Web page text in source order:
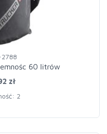
2788
60 litrów
zł
2